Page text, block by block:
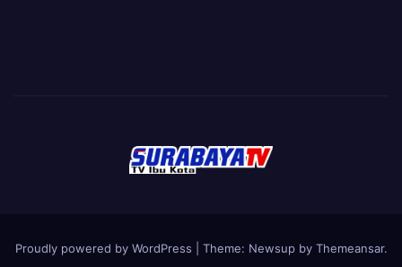
Proudly powered by WordPress Theme: Newsupby Themeansar.